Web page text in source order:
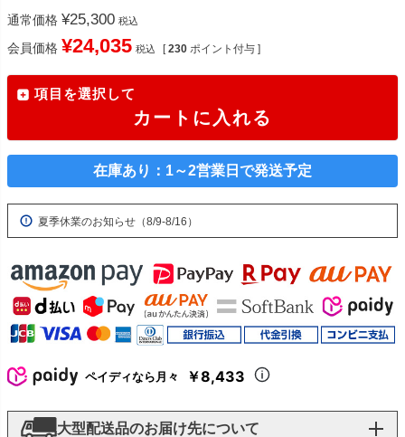
通常価格 ¥25,300 税込
会員価格 ¥24,035 税込 [ 230 ポイント付与 ]
項目を選択して
カートに入れる
在庫あり：1～2営業日で発送予定
夏季休業のお知らせ（8/9-8/16）
ペイディなら月々 ￥8,433
大型配送品のお届け先について